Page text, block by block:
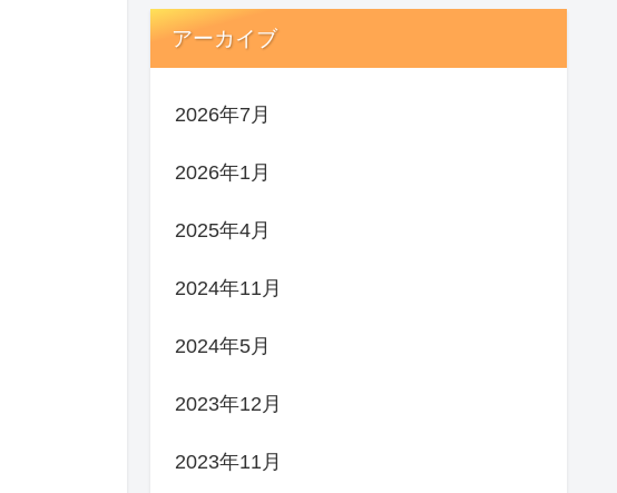
アーカイブ
2026年7月
2026年1月
2025年4月
2024年11月
2024年5月
2023年12月
2023年11月